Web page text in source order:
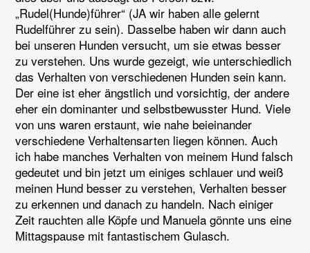
„Rudel(Hunde)führer“ (JA wir haben alle gelernt
Rudelführer zu sein). Dasselbe haben wir dann auch
bei unseren Hunden versucht, um sie etwas besser
zu verstehen. Uns wurde gezeigt, wie unterschiedlich
das Verhalten von verschiedenen Hunden sein kann.
Der eine ist eher ängstlich und vorsichtig, der andere
eher ein dominanter und selbstbewusster Hund. Viele
von uns waren erstaunt, wie nahe beieinander
verschiedene Verhaltensarten liegen können. Auch
ich habe manches Verhalten von meinem Hund falsch
gedeutet und bin jetzt um einiges schlauer und weiß
meinen Hund besser zu verstehen, Verhalten besser
zu erkennen und danach zu handeln. Nach einiger
Zeit rauchten alle Köpfe und Manuela gönnte uns eine
Mittagspause mit fantastischem Gulasch.